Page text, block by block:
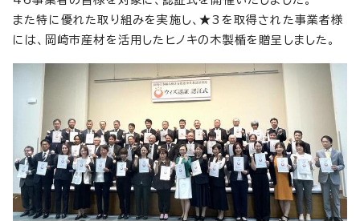
また特に優れた取り組みを実施し、★3を取得された事業者様
には、岡崎市産材を活用したヒノキの木製楯を贈呈しました。